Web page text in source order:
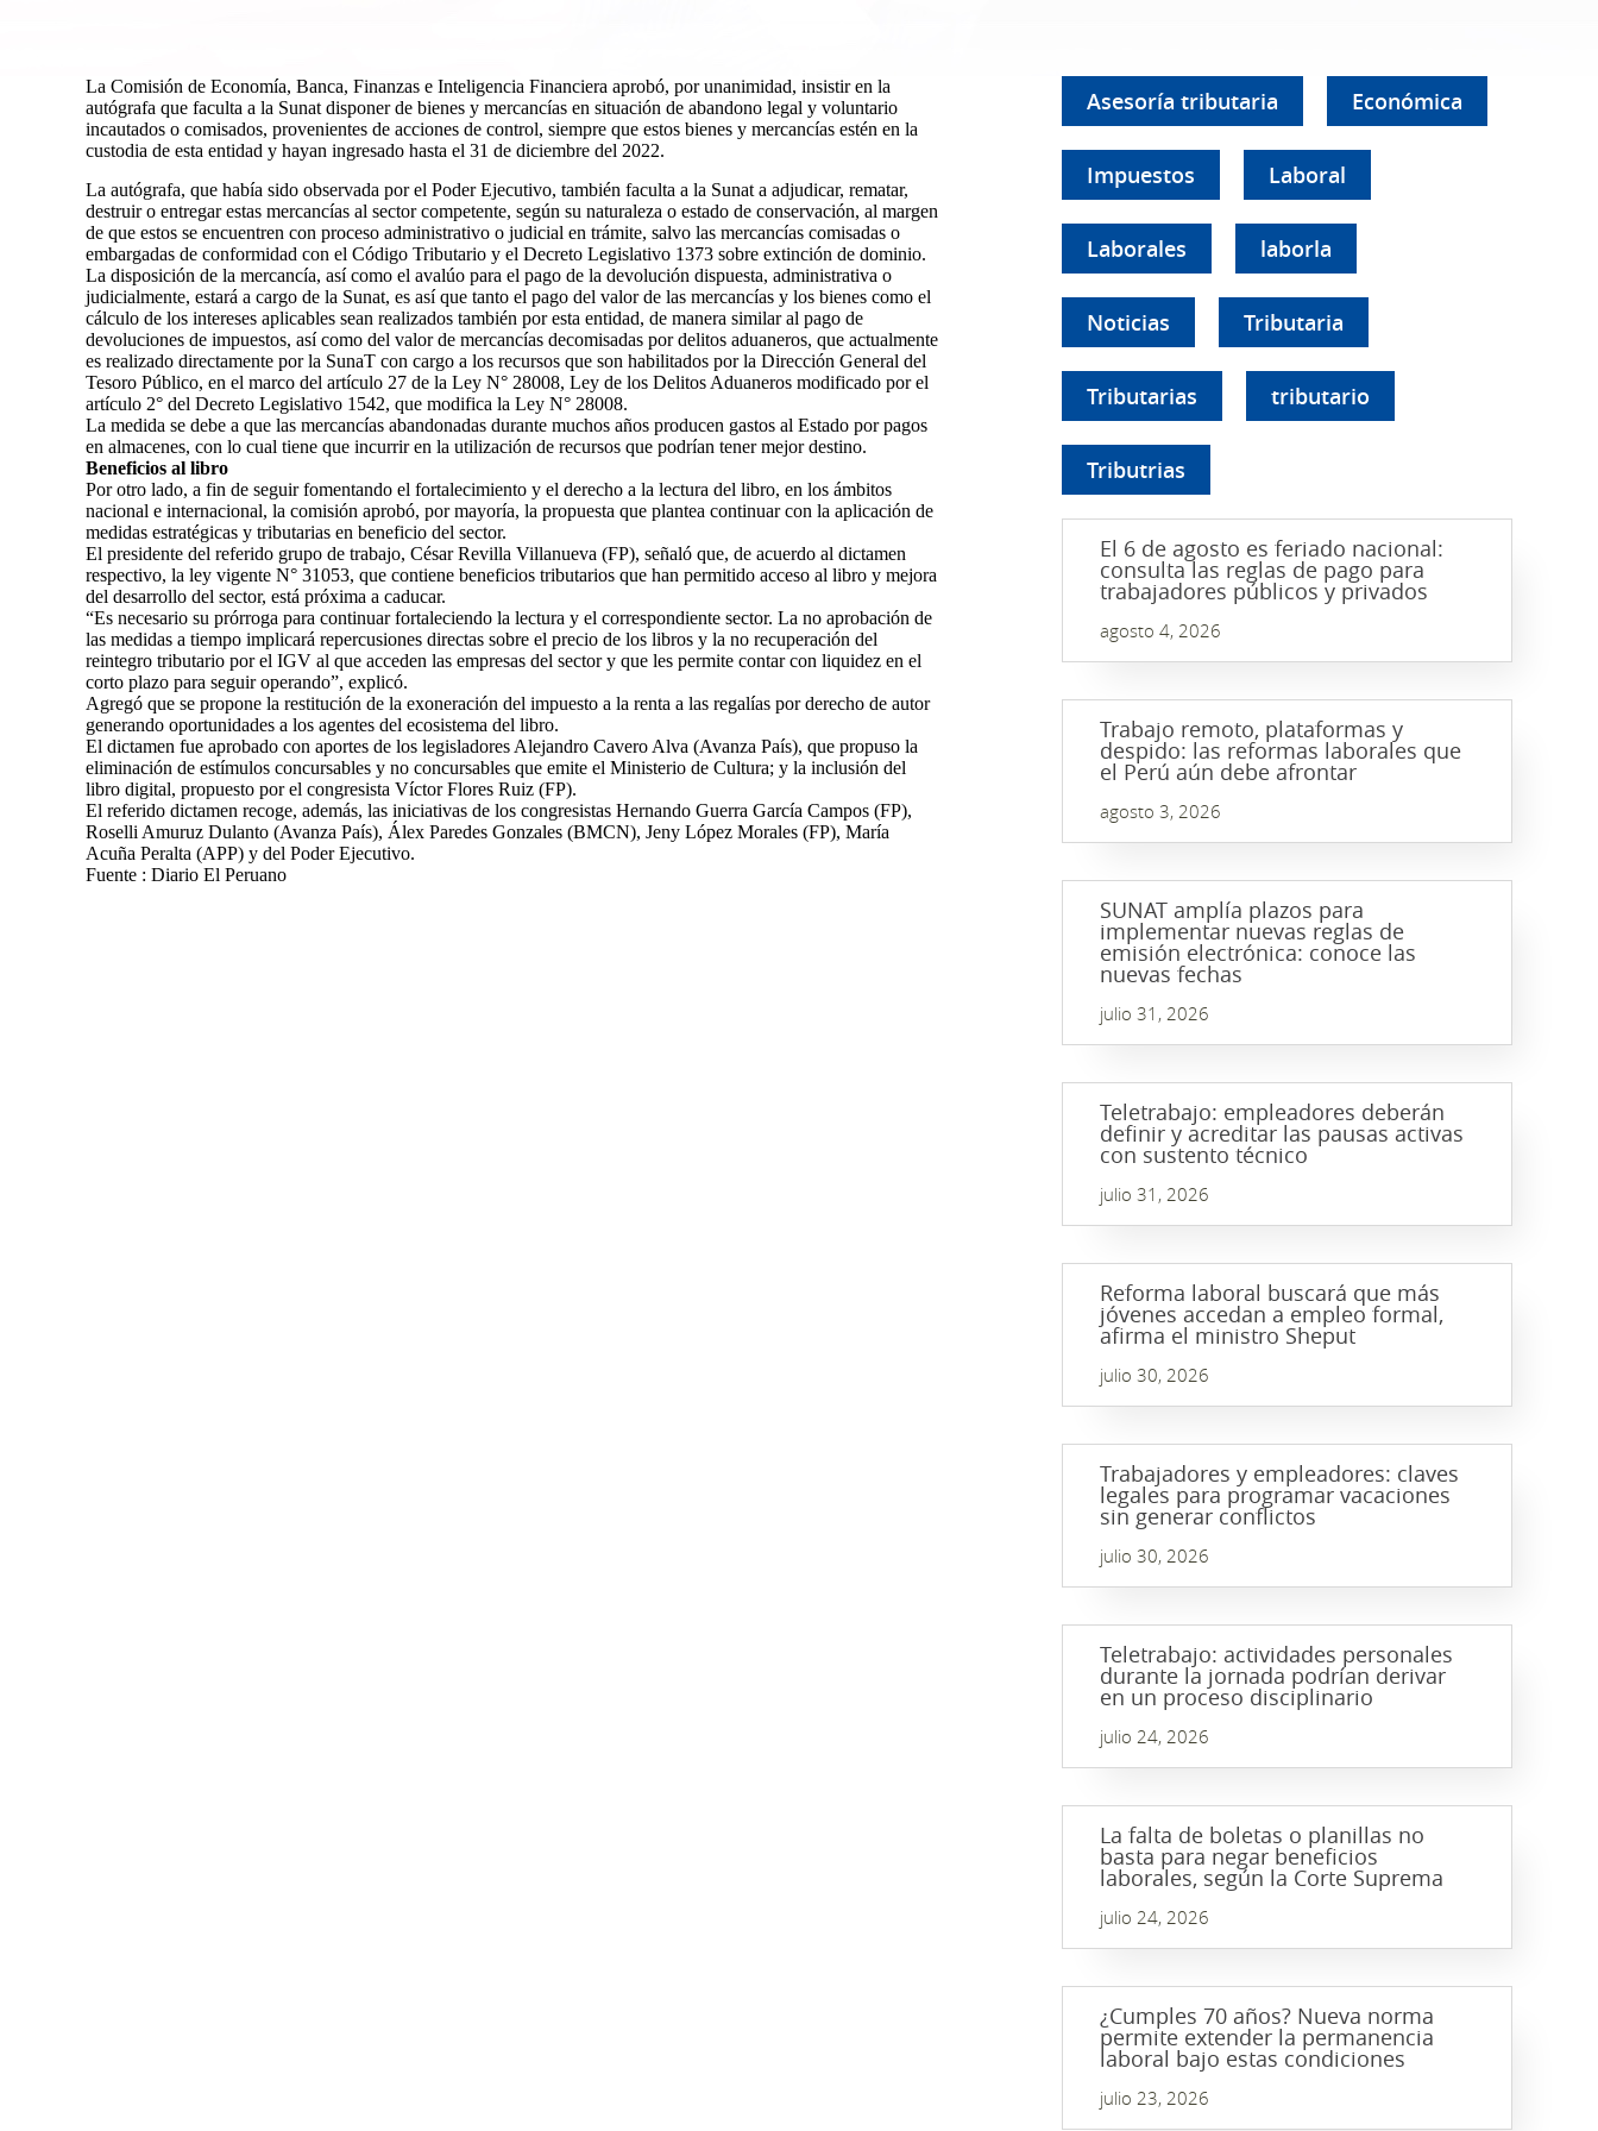
La Comisión de Economía, Banca, Finanzas e Inteligencia Financiera aprobó, por unanimidad, insistir en la
autógrafa que faculta a la Sunat disponer de bienes y mercancías en situación de abandono legal y voluntario
incautados o comisados, provenientes de acciones de control, siempre que estos bienes y mercancías estén en la
custodia de esta entidad y hayan ingresado hasta el 31 de diciembre del 2022.
La autógrafa, que había sido observada por el Poder Ejecutivo, también faculta a la Sunat a adjudicar, rematar,
destruir o entregar estas mercancías al sector competente, según su naturaleza o estado de conservación, al margen
de que estos se encuentren con proceso administrativo o judicial en trámite, salvo las mercancías comisadas o
embargadas de conformidad con el Código Tributario y el Decreto Legislativo 1373 sobre extinción de dominio.
La disposición de la mercancía, así como el avalúo para el pago de la devolución dispuesta, administrativa o
judicialmente, estará a cargo de la Sunat, es así que tanto el pago del valor de las mercancías y los bienes como el
cálculo de los intereses aplicables sean realizados también por esta entidad, de manera similar al pago de
devoluciones de impuestos, así como del valor de mercancías decomisadas por delitos aduaneros, que actualmente
es realizado directamente por la SunaT con cargo a los recursos que son habilitados por la Dirección General del
Tesoro Público, en el marco del artículo 27 de la Ley N° 28008, Ley de los Delitos Aduaneros modificado por el
artículo 2° del Decreto Legislativo 1542, que modifica la Ley N° 28008.
La medida se debe a que las mercancías abandonadas durante muchos años producen gastos al Estado por pagos
en almacenes, con lo cual tiene que incurrir en la utilización de recursos que podrían tener mejor destino.
Beneficios al libro
Por otro lado, a fin de seguir fomentando el fortalecimiento y el derecho a la lectura del libro, en los ámbitos
nacional e internacional, la comisión aprobó, por mayoría, la propuesta que plantea continuar con la aplicación de
medidas estratégicas y tributarias en beneficio del sector.
El presidente del referido grupo de trabajo, César Revilla Villanueva (FP), señaló que, de acuerdo al dictamen
respectivo, la ley vigente N° 31053, que contiene beneficios tributarios que han permitido acceso al libro y mejora
del desarrollo del sector, está próxima a caducar.
“Es necesario su prórroga para continuar fortaleciendo la lectura y el correspondiente sector. La no aprobación de
las medidas a tiempo implicará repercusiones directas sobre el precio de los libros y la no recuperación del
reintegro tributario por el IGV al que acceden las empresas del sector y que les permite contar con liquidez en el
corto plazo para seguir operando”, explicó.
Agregó que se propone la restitución de la exoneración del impuesto a la renta a las regalías por derecho de autor
generando oportunidades a los agentes del ecosistema del libro.
El dictamen fue aprobado con aportes de los legisladores Alejandro Cavero Alva (Avanza País), que propuso la
eliminación de estímulos concursables y no concursables que emite el Ministerio de Cultura; y la inclusión del
libro digital, propuesto por el congresista Víctor Flores Ruiz (FP).
El referido dictamen recoge, además, las iniciativas de los congresistas Hernando Guerra García Campos (FP),
Roselli Amuruz Dulanto (Avanza País), Álex Paredes Gonzales (BMCN), Jeny López Morales (FP), María
Acuña Peralta (APP) y del Poder Ejecutivo.
Fuente : Diario El Peruano
Asesoría tributaria Económica
Impuestos Laboral
Laborales laborla
Noticias Tributaria
Tributarias tributario
Tributrias
El 6 de agosto es feriado nacional:
consulta las reglas de pago para
trabajadores públicos y privados
agosto 4, 2026
Trabajo remoto, plataformas y
despido: las reformas laborales que
el Perú aún debe afrontar
agosto 3, 2026
SUNAT amplía plazos para
implementar nuevas reglas de
emisión electrónica: conoce las
nuevas fechas
julio 31, 2026
Teletrabajo: empleadores deberán
definir y acreditar las pausas activas
con sustento técnico
julio 31, 2026
Reforma laboral buscará que más
jóvenes accedan a empleo formal,
afirma el ministro Sheput
julio 30, 2026
Trabajadores y empleadores: claves
legales para programar vacaciones
sin generar conflictos
julio 30, 2026
Teletrabajo: actividades personales
durante la jornada podrían derivar
en un proceso disciplinario
julio 24, 2026
La falta de boletas o planillas no
basta para negar beneficios
laborales, según la Corte Suprema
julio 24, 2026
¿Cumples 70 años? Nueva norma
permite extender la permanencia
laboral bajo estas condiciones
julio 23, 2026